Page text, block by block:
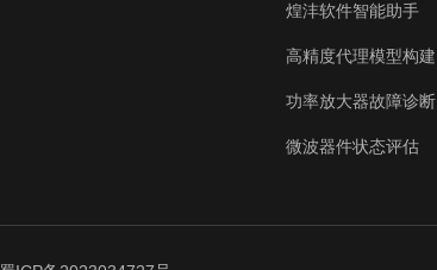
煌沣软件智能助手
高精度代理模型构建
功率放大器故障诊断
微波器件状态评估